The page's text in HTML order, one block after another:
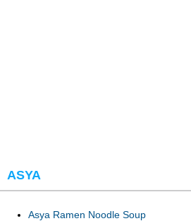
ASYA
Asya Ramen Noodle Soup